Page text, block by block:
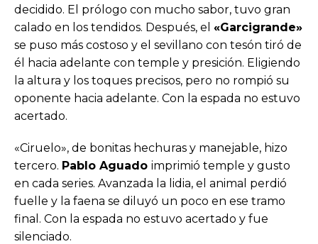
decidido. El prólogo con mucho sabor, tuvo gran
calado en los tendidos. Después, el «Garcigrande»
se puso más costoso y el sevillano con tesón tiró de
él hacia adelante con temple y presición. Eligiendo
la altura y los toques precisos, pero no rompió su
oponente hacia adelante. Con la espada no estuvo
acertado.
«Ciruelo», de bonitas hechuras y manejable, hizo
tercero. Pablo Aguado imprimió temple y gusto
en cada series. Avanzada la lidia, el animal perdió
fuelle y la faena se diluyó un poco en ese tramo
final. Con la espada no estuvo acertado y fue
silenciado.